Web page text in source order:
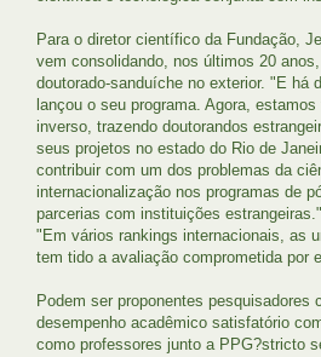
Para o diretor científico da Fundação,
vem consolidando, nos últimos 20
doutorado-sanduíche no exterior. "E há
lançou o seu programa. Agora,
inverso, trazendo doutorandos
seus projetos no estado do Rio de
contribuir com um dos problemas da
internacionalização nos programas de
parcerias com instituições
"Em vários rankings internacionais, as
tem tido a avaliação comprometida por
Podem ser proponentes pesquisadores
desempenho acadêmico satisfatório
como professores junto a PPG?stricto